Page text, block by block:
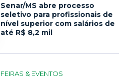
Senar/MS abre processo
seletivo para profissionais de
nível superior com salários de
até R$ 8,2 mil
FEIRAS & EVENTOS